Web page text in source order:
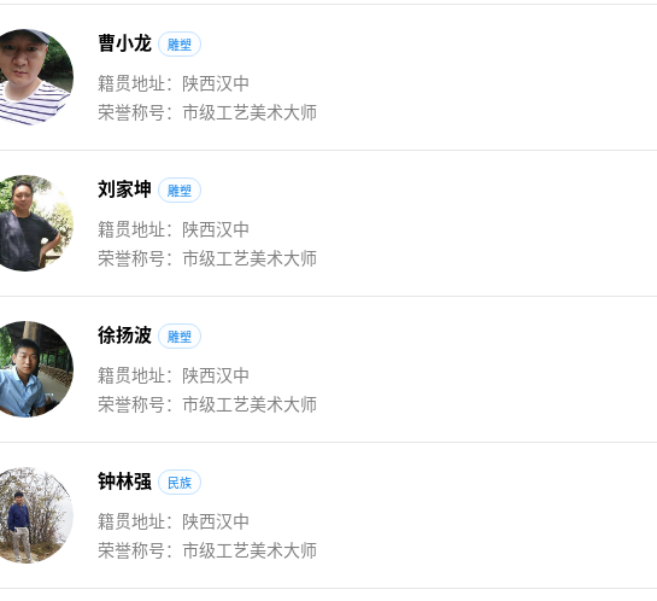
曹小龙 雕塑
籍贯地址：陕西汉中
荣誉称号：市级工艺美术大师
刘家坤 雕塑
籍贯地址：陕西汉中
荣誉称号：市级工艺美术大师
徐扬波 雕塑
籍贯地址：陕西汉中
荣誉称号：市级工艺美术大师
钟林强 民族
籍贯地址：陕西汉中
荣誉称号：市级工艺美术大师